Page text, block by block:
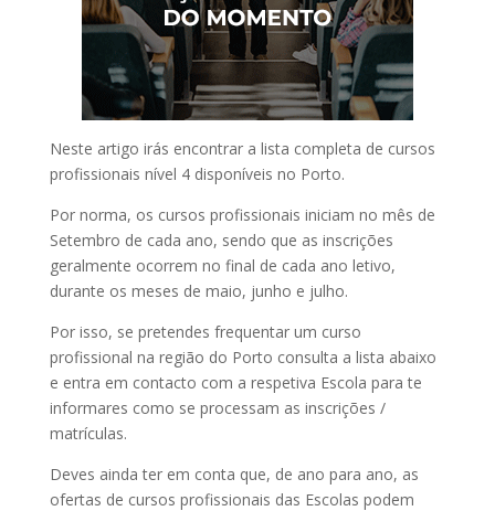
Neste artigo irás encontrar a lista completa de cursos
profissionais nível 4 disponíveis no Porto.
Por norma, os cursos profissionais iniciam no mês de
Setembro de cada ano, sendo que as inscrições
geralmente ocorrem no final de cada ano letivo,
durante os meses de maio, junho e julho.
Por isso, se pretendes frequentar um curso
profissional na região do Porto consulta a lista abaixo
e entra em contacto com a respetiva Escola para te
informares como se processam as inscrições /
matrículas.
Deves ainda ter em conta que, de ano para ano, as
ofertas de cursos profissionais das Escolas podem